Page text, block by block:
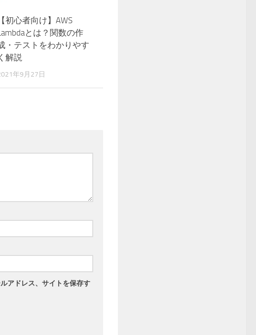
【初心者向け】AWS
とは？関数の作
・テストをわかりやす
解説
年9月27日
アドレス、サイトを保存す